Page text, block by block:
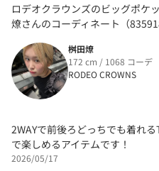
ロデオクラウンズのビッグポケ
燎さんのコーディネート（
桝田燎
172 cm / 1068 コーデ
RODEO CROWNS
2WAYで前後ろどっちでも着れ
で楽しめるアイテムです！
2026/05/17